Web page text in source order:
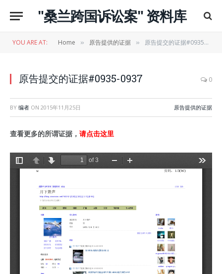
"桑兰跨国诉讼案" 资料库
YOU ARE AT: Home » 原告提供的证据 » 原告提交的证据#0935-0937
原告提交的证据#0935-0937 0
BY 编者 ON 2015年11月25日 原告提供的证据
查看更多的所谓证据， 请点击这里